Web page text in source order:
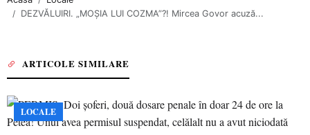
DEZVĂLUIRI. „MOȘIA LUI COZMA”?! Mircea Govor acuză...
ARTICOLE SIMILARE
LOCALE